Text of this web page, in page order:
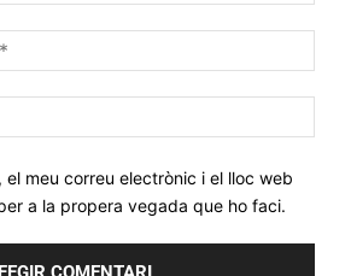
web:
el meu correu electrònic i el lloc web
a la propera vegada que ho faci.